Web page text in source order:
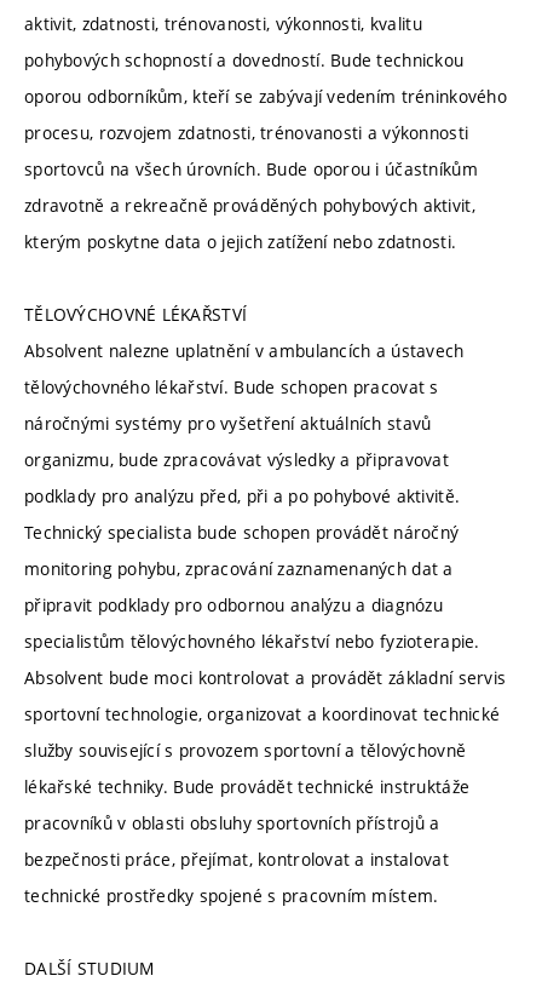
aktivit, zdatnosti, trénovanosti, výkonnosti, kvalitu
pohybových schopností a dovedností. Bude technickou
oporou odborníkům, kteří se zabývají vedením tréninkového
procesu, rozvojem zdatnosti, trénovanosti a výkonnosti
sportovců na všech úrovních. Bude oporou i účastníkům
zdravotně a rekreačně prováděných pohybových aktivit,
kterým poskytne data o jejich zatížení nebo zdatnosti.
TĚLOVÝCHOVNÉ LÉKAŘSTVÍ
Absolvent nalezne uplatnění v ambulancích a ústavech
tělovýchovného lékařství. Bude schopen pracovat s
náročnými systémy pro vyšetření aktuálních stavů
organizmu, bude zpracovávat výsledky a připravovat
podklady pro analýzu před, při a po pohybové aktivitě.
Technický specialista bude schopen provádět náročný
monitoring pohybu, zpracování zaznamenaných dat a
připravit podklady pro odbornou analýzu a diagnózu
specialistům tělovýchovného lékařství nebo fyzioterapie.
Absolvent bude moci kontrolovat a provádět základní servis
sportovní technologie, organizovat a koordinovat technické
služby související s provozem sportovní a tělovýchovně
lékařské techniky. Bude provádět technické instruktáže
pracovníků v oblasti obsluhy sportovních přístrojů a
bezpečnosti práce, přejímat, kontrolovat a instalovat
technické prostředky spojené s pracovním místem.
DALŠÍ STUDIUM